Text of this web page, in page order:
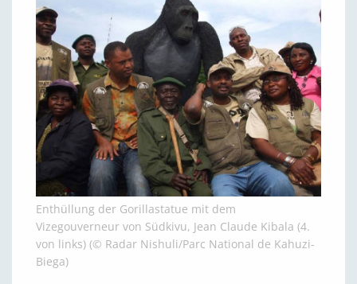
Enthüllung der Gorillastatue mit dem
Vizegouverneur von Südkivu, Jean Claude Kibala (4.
von links) (© Radar Nishuli/Parc National de Kahuzi-
Biega)